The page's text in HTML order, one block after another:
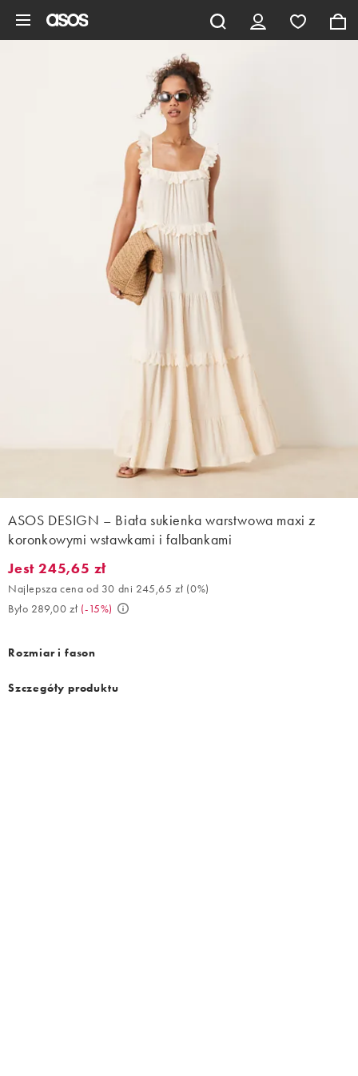
ASOS DESIGN – Biała sukienka warstwowa maxi z
koronkowymi wstawkami i falbankami
Jest 245,65 zł. Najlepsza cena od 30 dni 245,65 zł (0%). Było
Jest 245,65 zł
Najlepsza cena od 30 dni 245,65 zł (0%)
Było 289,00 zł (-15%)
Rozmiar i fason
Szczegóły produktu